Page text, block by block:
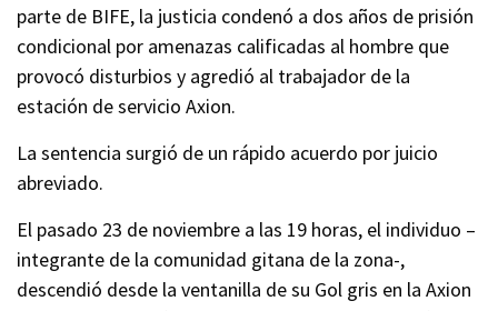
parte de BIFE, la justicia condenó a dos años de prisión
condicional por amenazas calificadas al hombre que
provocó disturbios y agredió al trabajador de la
estación de servicio Axion.
La sentencia surgió de un rápido acuerdo por juicio
abreviado.
El pasado 23 de noviembre a las 19 horas, el individuo –
integrante de la comunidad gitana de la zona-,
descendió desde la ventanilla de su Gol gris en la Axion